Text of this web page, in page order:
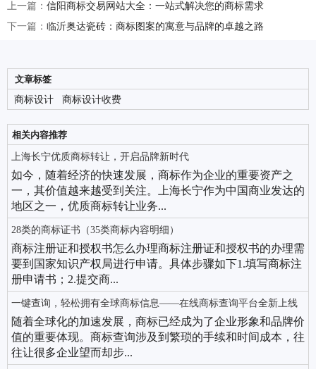
上一篇： 信阳商标交易网站大全：一站式解决您的商标需求
下一篇： 临沂奥达瓷砖：商标图案的寓意与品牌的卓越之路
文章标签
商标设计
商标设计收费
相关内容推荐
上海长宁优质商标转让，开启品牌新时代
如今，随着经济的快速发展，商标作为企业的重要资产之
一，其价值越来越受到关注。上海长宁作为中国商业发达的
地区之一，优质商标转让业务...
28类的商标证书（35类商标内容明细）
商标注册证和授权书怎么办理商标注册证和授权书的办理需
要到国家知识产权局进行申请。具体步骤如下1.填写商标注
册申请书；2.提交商...
一键查询，轻松拥有全球商标信息——在线商标查询平台全新上线
随着全球化的加速发展，商标已经成为了企业形象和品牌价
值的重要体现。商标查询涉及到繁琐的手续和时间成本，往
往让很多企业望而却步...